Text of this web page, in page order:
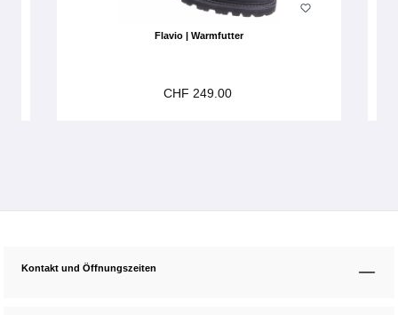
Flavio | Warmfutter
CHF 249.00
Kontakt und Öffnungszeiten